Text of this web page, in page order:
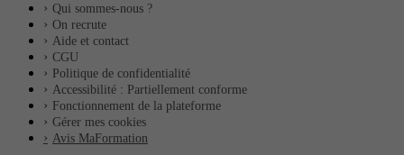
Qui sommes-nous ?
On recrute
Aide et contact
CGU
Politique de confidentialité
Accessibilité : Partiellement conforme
Fonctionnement de la plateforme
Gérer mes cookies
Avis MaFormation